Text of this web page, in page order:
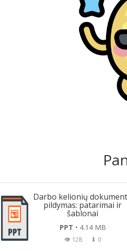
Darbo kelionių
pildymas: patarimai ir
šablonai
PPT • 4.14 MB
👁 128 ⬇ 0